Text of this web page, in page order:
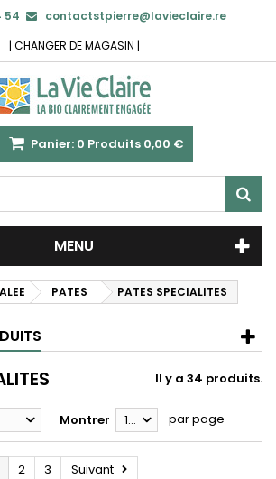
54
contactstpierre@lavieclaire.re
| CHANGER DE MAGASIN |
Panier: 0 Produits 0,00 €
MENU
PATES PATES SPECIALITES
Il y a 34 produits.
Montrer 12 par page
2 3 Suivant